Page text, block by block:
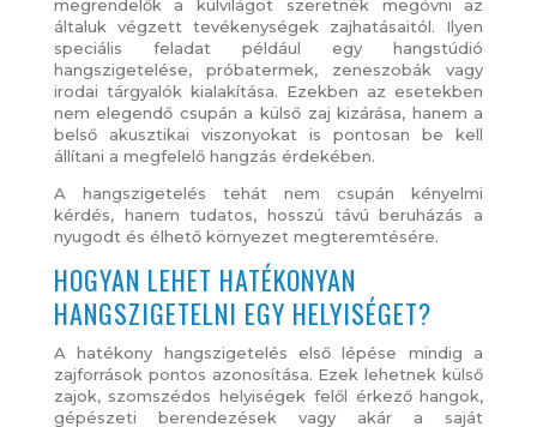
megrendelők a külvilágot szeretnék megóvni az
általuk végzett tevékenységek zajhatásaitól. Ilyen
speciális feladat például egy hangstúdió
hangszigetelése, próbatermek, zeneszobák vagy
irodai tárgyalók kialakítása. Ezekben az esetekben
nem elegendő csupán a külső zaj kizárása, hanem a
belső akusztikai viszonyokat is pontosan be kell
állítani a megfelelő hangzás érdekében.
A hangszigetelés tehát nem csupán kényelmi
kérdés, hanem tudatos, hosszú távú beruházás a
nyugodt és élhető környezet megteremtésére.
HOGYAN LEHET HATÉKONYAN
HANGSZIGETELNI EGY HELYISÉGET?
A hatékony hangszigetelés első lépése mindig a
zajforrások pontos azonosítása. Ezek lehetnek külső
zajok, szomszédos helyiségek felől érkező hangok,
gépészeti berendezések vagy akár a saját